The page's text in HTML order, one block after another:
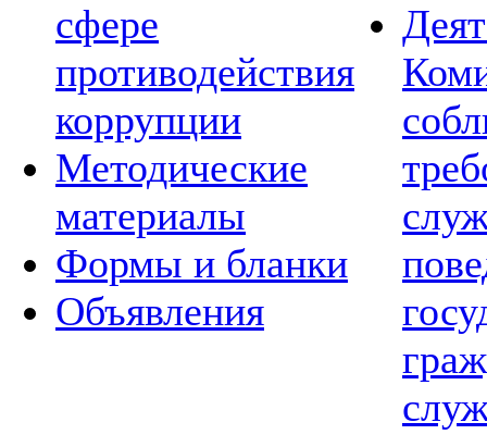
сфере
противодействия
коррупции
Методические
материалы
Формы и бланки
Объявления